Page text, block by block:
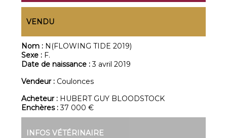
VENDU
Nom : N(FLOWING TIDE 2019)
Sexe : F.
Date de naissance :3 avril 2019
Vendeur : Coulonces
Acheteur : HUBERT GUY BLOODSTOCK
Enchères :37 000 €
INFOS VÉTÉRINAIRE